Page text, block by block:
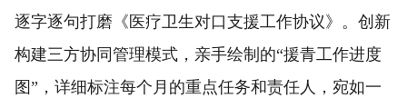
逐字逐句打磨《医疗卫生对口支援工作协议》。创新
构建三方协同管理模式，亲手绘制的“援青工作进度
图”，详细标注每个月的重点任务和责任人，宛如一